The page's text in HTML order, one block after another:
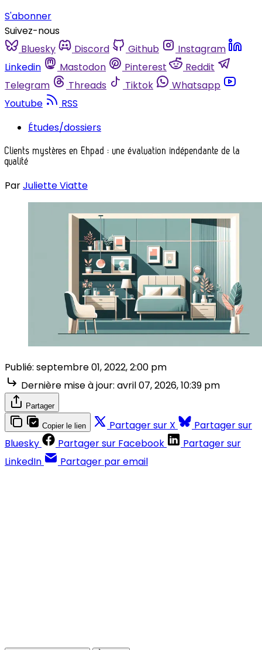
S'abonner
Suivez-nous
Bluesky
Discord Github
Instagram
Linkedin
Mastodon Pinterest
Reddit
Telegram
Threads Tiktok
Whatsapp
Youtube
RSS
Études/dossiers
Clients mystères en Ehpad : une évaluation indépendante de la
qualité
ParJuliette Viatte
Publié: septembre 01, 2022, 2:00 pm
Dernière mise à jour: avril 07, 2026, 10:39 pm
Partager
Copier le lien Partager sur X
Partager sur
Bluesky
Partager sur Facebook
Partager sur
LinkedIn
Partager par email